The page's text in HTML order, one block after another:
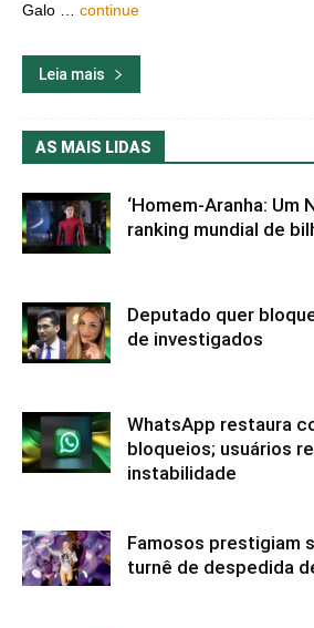
Galo … continue
Leia mais
AS MAIS LIDAS
‘Homem-Aranha: Um
ranking mundial de
Deputado quer
de investigados
WhatsApp restaura
bloqueios; usuários
instabilidade
Famosos prestigiam
turnê de despedida